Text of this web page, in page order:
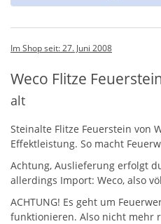
Im Shop seit: 27. Juni 2008
Weco Flitze
alt
Steinalte Flitze Feuerstein von
Effektleistung. So macht
Achtung, Auslieferung erfolgt
allerdings Import: Weco, also
ACHTUNG! Es geht um
funktionieren. Also nicht mehr